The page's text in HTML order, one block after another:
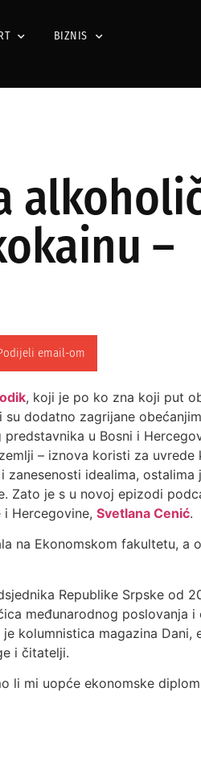
BIZNIS
–
email-om
, koji je po ko zna koji put
su dodatno zagrijane
predstavnika u Bosni i
– iznova koristi za uvrede
idealima, ostalima
Zato je s u novoj epizodi
i Hercegovine,Svetlana Cenić.
na Ekonomskom fakultetu, a
Republike Srpske od
međunarodnog poslovanja i
kolumnistica magazina Dani,
i čitatelji.
li mi uopće ekonomske